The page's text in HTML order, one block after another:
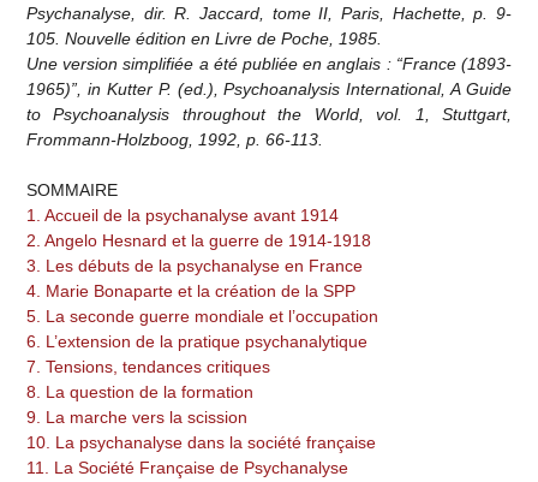
Psychanalyse, dir. R. Jaccard, tome II, Paris, Hachette, p. 9-
105. Nouvelle édition en Livre de Poche, 1985.
Une version simplifiée a été publiée en anglais : “France (1893-
1965)”, in Kutter P. (ed.), Psychoanalysis International, A Guide
to Psychoanalysis throughout the World, vol. 1, Stuttgart,
Frommann-Holzboog, 1992, p. 66-113.
SOMMAIRE
1. Accueil de la psychanalyse avant 1914
2. Angelo Hesnard et la guerre de 1914-1918
3. Les débuts de la psychanalyse en France
4. Marie Bonaparte et la création de la SPP
5. La seconde guerre mondiale et l’occupation
6. L’extension de la pratique psychanalytique
7. Tensions, tendances critiques
8. La question de la formation
9. La marche vers la scission
10. La psychanalyse dans la société française
11. La Société Française de Psychanalyse